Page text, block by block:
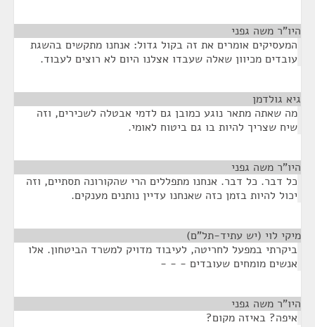
היו"ר משה גפני
המעסיקים אומרים את זה בקול גדול: אנחנו מתקשים בהשגת
עובדים מכיוון שאלה שעבדו אצלנו היום לא רוצים לעבוד.
גיא גולדמן
מה שאתה מתאר נוגע כמובן גם לדמי אבטלה לשכירים, וזה
שיח שצריך להיות בו גם ביטוח לאומי.
היו"ר משה גפני
כל דבר. כל דבר. אנחנו מתפללים הרי שהקורונה תסתיים, וזה
יכול להיות בזמן כזה שאנחנו עדיין נותנים מענקים.
מיקי לוי (יש עתיד-תל"ם)
ביקרתי במפעל לחריטה, לעיבוד מדויק למשרד הביטחון. אלו
אנשים מומחים שעובדים - - -
היו"ר משה גפני
איפה? באיזה מקום?